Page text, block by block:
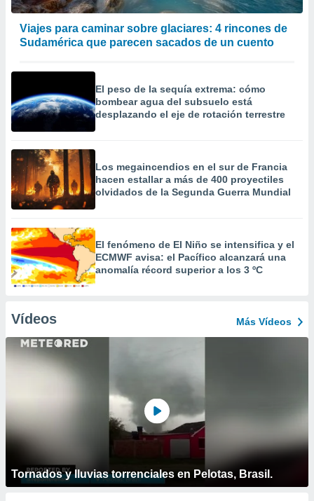
Viajes para caminar sobre glaciares: 4 rincones de
Sudamérica que parecen sacados de un cuento
El peso de la sequía extrema: cómo
bombear agua del subsuelo está
desplazando el eje de rotación terrestre
Los megaincendios en el sur de Francia
hacen estallar a más de 400 proyectiles
olvidados de la Segunda Guerra Mundial
El fenómeno de El Niño se intensifica y el
ECMWF avisa: el Pacífico alcanzará una
anomalía récord superior a los 3 ºC
Vídeos Más Vídeos
Tornados y lluvias torrenciales en Pelotas, Brasil.